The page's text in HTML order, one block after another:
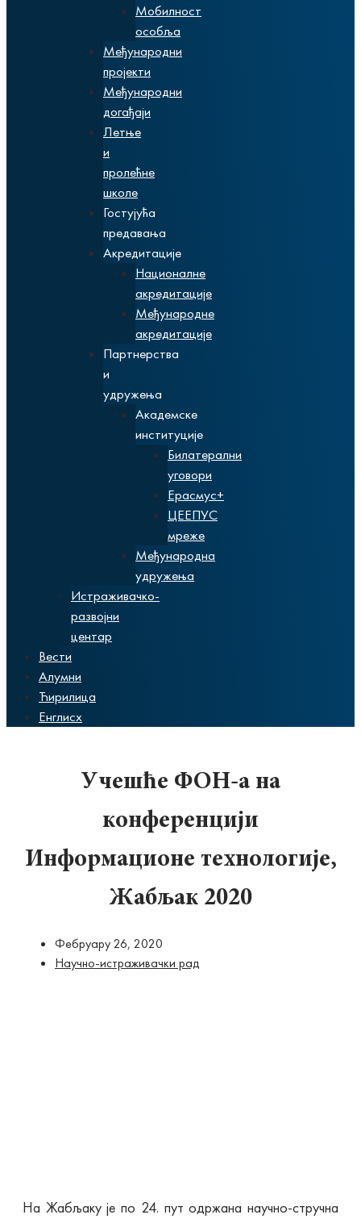
Мобилност
особља
Међународни
пројекти
Међународни
догађаји
Летње
и
пролећне
школе
Гостујућа
предавања
Акредитације
Националне
акредитације
Међународне
акредитације
Партнерства
и
удружења
Академске
институције
Билатерални
уговори
Ерасмус+
ЦЕЕПУС
мреже
Међународна
удружења
Истраживачко-
развојни
центар
Вести
Алумни
Ћирилица
Енглисх
Учешће ФОН-а на
конференцији
Информационе технологије,
Жабљак 2020
Фебруарy 26, 2020
Научно-истраживачки рад
На Жабљаку је по 24. пут одржана научно-стручна